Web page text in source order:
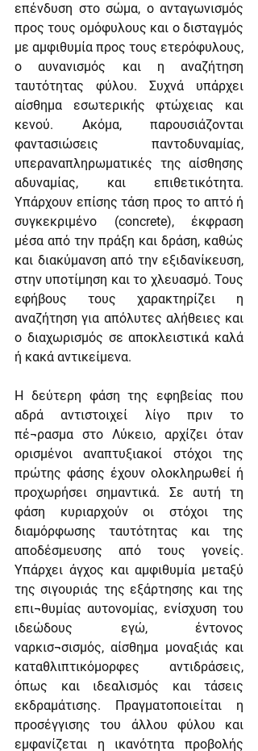
επένδυση στο σώμα, ο ανταγωνισμός
προς τους ομόφυλους και ο δισταγμός
με αμφιθυμία προς τους ετερόφυλους,
ο αυνανισμός και η αναζήτηση
ταυτότητας φύλου. Συχνά υπάρχει
αίσθημα εσωτερικής φτώχειας και
κενού. Ακόμα, παρουσιάζονται
φαντασιώσεις παντοδυναμίας,
υπεραναπληρωματικές της αίσθησης
αδυναμίας, και επιθετικότητα.
Υπάρχουν επίσης τάση προς το απτό ή
συγκεκριμένο (concrete), έκφραση
μέσα από την πράξη και δράση, καθώς
και διακύμανση από την εξιδανίκευση,
στην υποτίμηση και το χλευασμό. Τους
εφήβους τους χαρακτηρίζει η
αναζήτηση για απόλυτες αλήθειες και
ο διαχωρισμός σε αποκλειστικά καλά
ή κακά αντικείμενα.
Η δεύτερη φάση της εφηβείας που
αδρά αντιστοιχεί λίγο πριν το
πέ¬ρασμα στο Λύκειο, αρχίζει όταν
ορισμένοι αναπτυξιακοί στόχοι της
πρώτης φάσης έχουν ολοκληρωθεί ή
προχωρήσει σημαντικά. Σε αυτή τη
φάση κυριαρχούν οι στόχοι της
διαμόρφωσης ταυτότητας και της
αποδέσμευσης από τους γονείς.
Υπάρχει άγχος και αμφιθυμία μεταξύ
της σιγουριάς της εξάρτησης και της
επι¬θυμίας αυτονομίας, ενίσχυση του
ιδεώδους εγώ, έντονος
ναρκισ¬σισμός, αίσθημα μοναξιάς και
καταθλιπτικόμορφες αντιδράσεις,
όπως και ιδεαλισμός και τάσεις
εκδραμάτισης. Πραγματοποιείται η
προσέγγισης του άλλου φύλου και
εμφανίζεται η ικανότητα προβολής